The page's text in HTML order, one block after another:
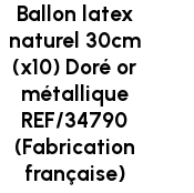
Ballon latex
naturel 30cm
(x10) Doré or
métallique
REF/34790
(Fabrication
française)